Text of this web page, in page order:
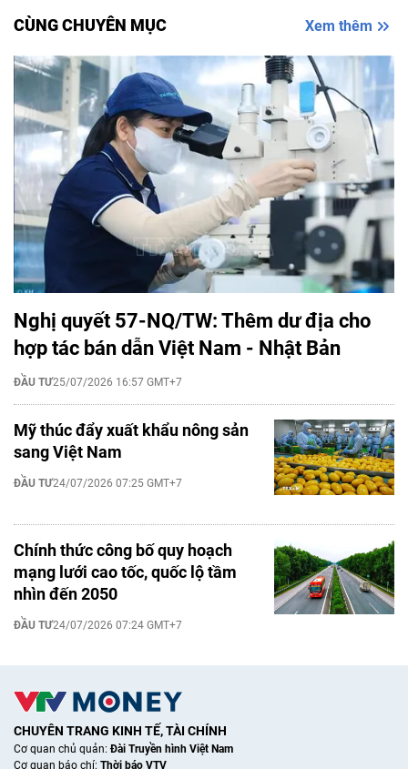
CÙNG CHUYÊN MỤC Xem thêm
Nghị quyết 57-NQ/TW: Thêm dư địa cho
hợp tác bán dẫn Việt Nam - Nhật Bản
ĐẦU TƯ25/07/2026 16:57 GMT+7
Mỹ thúc đẩy xuất khẩu nông sản
sang Việt Nam
ĐẦU TƯ24/07/2026 07:25 GMT+7
Chính thức công bố quy hoạch
mạng lưới cao tốc, quốc lộ tầm
nhìn đến 2050
ĐẦU TƯ24/07/2026 07:24 GMT+7
CHUYÊN TRANG KINH TẾ, TÀI CHÍNH
Cơ quan chủ quản:Đài Truyền hình Việt Nam
Cơ quan báo chí: Thời báo VTV